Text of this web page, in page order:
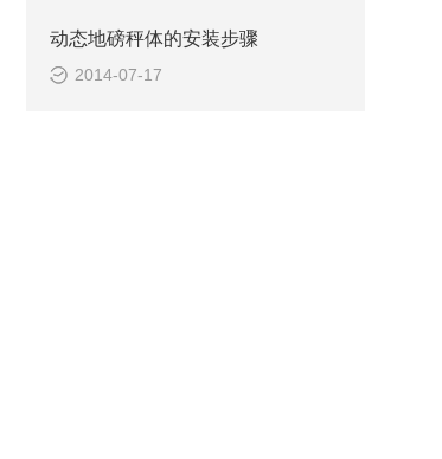
动态地磅秤体的安装步骤
2014-07-17